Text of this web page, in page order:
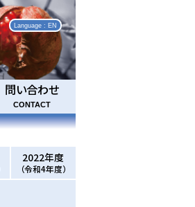
Language : EN
問い合わせ
CONTACT
2022年度
（令和4年度）